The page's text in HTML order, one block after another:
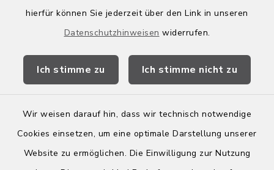
hierfür können Sie jederzeit über den Link in unseren
Datenschutzhinweisen widerrufen.
Ich stimme zu Ich stimme nicht zu
Wir weisen darauf hin, dass wir technisch notwendige
Cookies einsetzen, um eine optimale Darstellung unserer
Website zu ermöglichen. Die Einwilligung zur Nutzung
Wirtschaftsregion Bergstraße
Kontakt